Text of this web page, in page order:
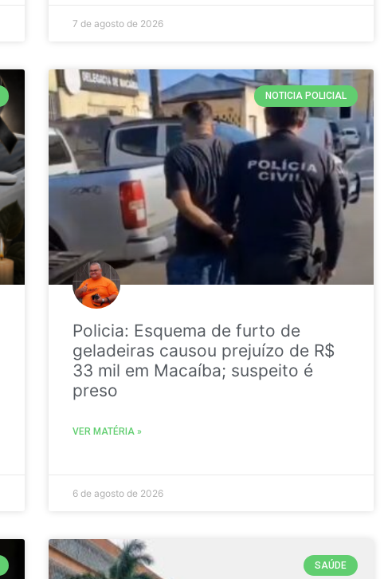
7 de agosto de 2026
NOTICIA POLICIAL
Policia: Esquema de furto de
geladeiras causou prejuízo de R$
33 mil em Macaíba; suspeito é
preso
VER MATÉRIA »
6 de agosto de 2026
SAÚDE